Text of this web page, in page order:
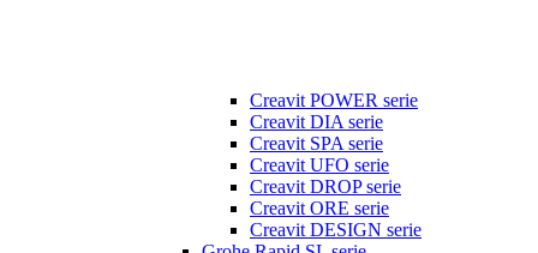
Creavit POWER serie
Creavit DIA serie
Creavit SPA serie
Creavit UFO serie
Creavit DROP serie
Creavit ORE serie
Creavit DESIGN serie